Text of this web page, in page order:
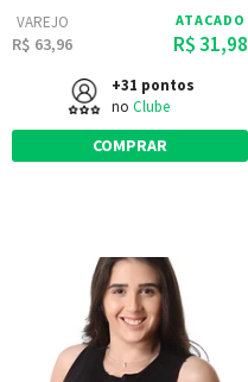
VAREJO
R$ 63,96
ATACADO
R$ 31,98
+31 pontos
no Clube
COMPRAR